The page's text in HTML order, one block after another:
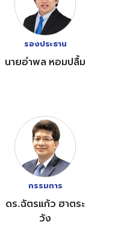
รองประธาน
นายอำพล หอมปลื้ม
กรรมการ
ดร.ฉัตรแก้ว ฮาตระ
วัง